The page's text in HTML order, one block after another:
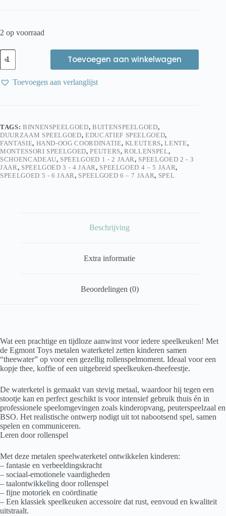
2 op voorraad
Egmont
Toys
Metalen
Waterketel
Rollenspel
aantal
Toevoegen aan winkelwagen
Toevoegen aan verlanglijst
TAGS: BINNENSPEELGOED, BUITENSPEELGOED,
DUURZAAM SPEELGOED,EDUCATIEF SPEELGOED,
FANTASIE, HAND-OOG COORDINATIE, KLEUTERS,LENTE,
MONTESSORI SPEELGOED,PEUTERS,ROLLENSPEL,
SCHOENCADEAU, SPEELGOED 1 - 2 JAAR, SPEELGOED 2 - 3
JAAR , SPEELGOED 3 - 4 JAAR , SPEELGOED 4 – 5 JAAR,
SPEELGOED 5 - 6 JAAR , SPEELGOED 6 – 7 JAAR, SPEL
Beschrijving
Extra informatie
Beoordelingen (0)
Wat een prachtige en tijdloze aanwinst voor iedere speelkeuken! Met
de Egmont Toys metalen waterketel zetten kinderen samen
“theewater” op voor een gezellig rollenspelmoment. Ideaal voor een
kopje thee, koffie of een uitgebreid speelkeuken-theefeestje.
De waterketel is gemaakt van stevig metaal, waardoor hij tegen een
stootje kan en perfect geschikt is voor intensief gebruik thuis én in
professionele speelomgevingen zoals kinderopvang, peuterspeelzaal en
BSO. Het realistische ontwerp nodigt uit tot nabootsend spel, samen
spelen en communiceren.
Leren door rollenspel
Met deze metalen speelwaterketel ontwikkelen kinderen:
– fantasie en verbeeldingskracht
– sociaal-emotionele vaardigheden
– taalontwikkeling door rollenspel
– fijne motoriek en coördinatie
– Een klassiek speelkeuken accessoire dat rust, eenvoud en kwaliteit
uitstraalt.